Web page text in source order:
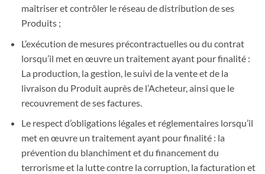
maîtriser et contrôler le réseau de distribution de ses
Produits ;
L’exécution de mesures précontractuelles ou du contrat
lorsqu’il met en œuvre un traitement ayant pour finalité :
La production, la gestion, le suivi de la vente et de la
livraison du Produit auprès de l’Acheteur, ainsi que le
recouvrement de ses factures.
Le respect d’obligations légales et réglementaires lorsqu’il
met en œuvre un traitement ayant pour finalité : la
prévention du blanchiment et du financement du
terrorisme et la lutte contre la corruption, la facturation et